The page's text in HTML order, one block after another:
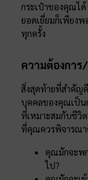
กระเป๋าของคุณได้
ยอดเยี่ยมก็เพียง
ทุกครั้ง
ความต้องกา
สิ่งสุดท้ายที่สำคัญ
บุคคลของคุณเป็น
ที่เหมาะสมกับชีวิ
ที่คุณควรพิจารณา
คุณมักจะพ
ไป?